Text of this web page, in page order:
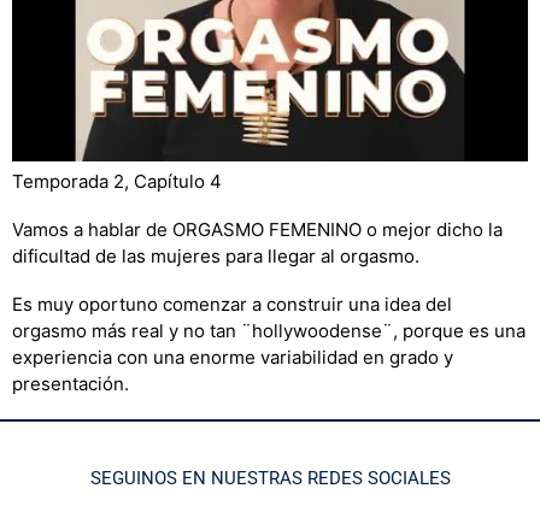
Temporada 2, Capítulo 4
Vamos a hablar de ORGASMO FEMENINO o mejor dicho la
dificultad de las mujeres para llegar al orgasmo.
Es muy oportuno comenzar a construir una idea del
orgasmo más real y no tan ¨hollywoodense¨, porque es una
experiencia con una enorme variabilidad en grado y
presentación.
SEGUINOS EN NUESTRAS REDES SOCIALES